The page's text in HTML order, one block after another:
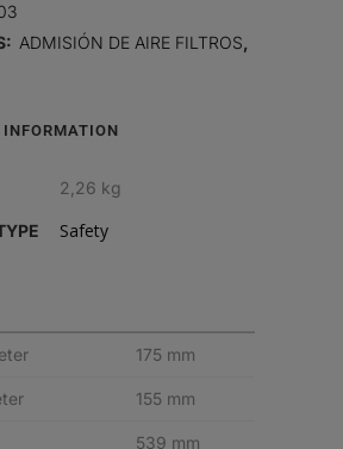
ADMISIÓN DE AIRE FILTROS
2,26 kg
Safety
175 mm
155 mm
539 mm